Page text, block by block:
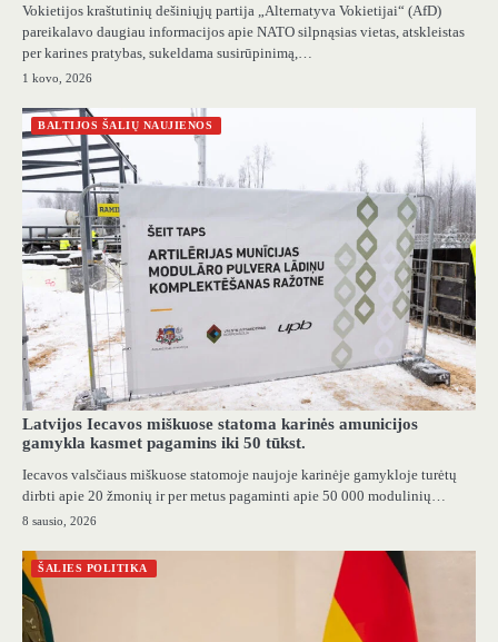
Vokietijos kraštutinių dešiniųjų partija „Alternatyva Vokietijai“ (AfD)
pareikalavo daugiau informacijos apie NATO silpnąsias vietas, atskleistas
per karines pratybas, sukeldama susirūpinimą,…
1 kovo, 2026
BALTIJOS ŠALIŲ NAUJIENOS
Latvijos Iecavos miškuose statoma karinės amunicijos
gamykla kasmet pagamins iki 50 tūkst.
Iecavos valsčiaus miškuose statomoje naujoje karinėje gamykloje turėtų
dirbti apie 20 žmonių ir per metus pagaminti apie 50 000 modulinių…
8 sausio, 2026
ŠALIES POLITIKA